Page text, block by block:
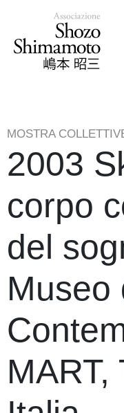
MOSTRA
2003
corpo
del
Museo
MART,